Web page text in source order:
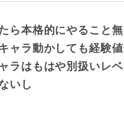
ら本格的にやること
ャラ動かしても経験
ラはもはや別扱いレ
いし